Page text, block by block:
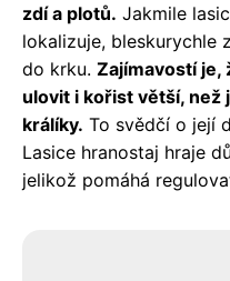
zdí a plotů. Jakmile
lokalizuje, bleskurychle
do krku. Zajímavostí je,
ulovit i kořist větší, než
králíky. To svědčí o její
Lasice hranostaj hraje
jelikož pomáhá